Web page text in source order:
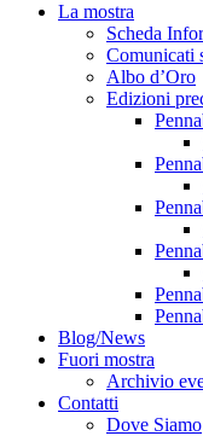
La mostra
Scheda
Comunicati
Albo d’Oro
Edizioni
Blog/News
Fuori mostra
Archivio
Contatti
Dove Siamo